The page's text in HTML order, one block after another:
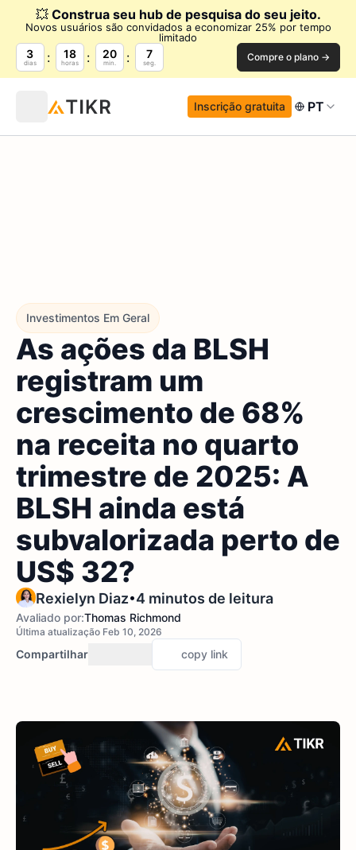
💥 Construa seu hub de pesquisa do seu jeito.
Novos usuários são convidados a economizar 25% por tempo
limitado
3
dias
18
horas
20
min.
6
seg. Compre o plano →
Inscrição gratuita PT
Investimentos Em Geral
As ações da BLSH
registram um
crescimento de 68%
na receita no quarto
trimestre de 2025: A
BLSH ainda está
subvalorizada perto de
US$ 32?
Rexielyn Diaz•4 minutos de leitura
Avaliado por:Thomas Richmond
Última atualização Feb 10, 2026
Compartilhar copy link